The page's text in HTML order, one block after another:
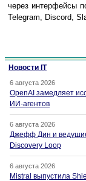
через интерфейсы
Telegram, Discord,
Новости IT
6 августа 2026
OpenAI замедляет
ИИ-агентов
6 августа 2026
Джефф Дин и
Discovery Loop
6 августа 2026
Mistral выпустила